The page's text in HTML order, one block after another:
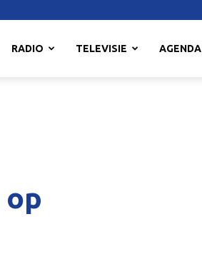
RADIO TELEVISIE AGENDA